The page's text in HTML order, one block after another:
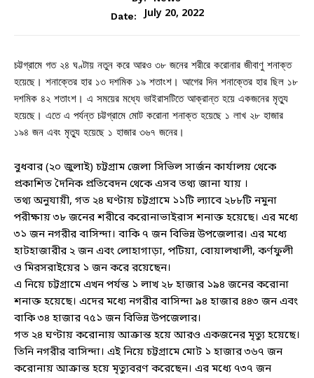
Date:
July 20, 2022
চট্টগ্রামে গত ২৪ ঘণ্টায় নতুন করে আরও ৩৮ জনের শরীরে করোনার জীবাণু শনাক্ত
হয়েছে। শনাক্তের হার ১৩ দশমিক ১৯ শতাংশ। আগের দিন শনাক্তের হার ছিল ১৮
দশমিক ৪২ শতাংশ। এ সময়ের মধ্যে ভাইরাসটিতে আক্রান্ত হয়ে একজনের মৃত্যু
হয়েছে। এতে এ পর্যন্ত চট্টগ্রামে মোট করোনা শনাক্ত হয়েছে ১ লাখ ২৮ হাজার
১৯৪ জন এবং মৃত্যু হয়েছে ১ হাজার ৩৬৭ জনের।
বুধবার (২০ জুলাই) চট্টগ্রাম জেলা সিভিল সার্জন কার্যালয় থেকে
প্রকাশিত দৈনিক প্রতিবেদন থেকে এসব তথ্য জানা যায় ।
তথ্য অনুযায়ী, গত ২৪ ঘণ্টায় চট্টগ্রামে ১১টি ল্যাবে ২৮৮টি নমুনা
পরীক্ষায় ৩৮ জনের শরীরে করোনাভাইরাস শনাক্ত হয়েছে। এর মধ্যে
৩১ জন নগরীর বাসিন্দা। বাকি ৭ জন বিভিন্ন উপজেলার। এর মধ্যে
হাটহাজারীর ২ জন এবং লোহাগাড়া, পটিয়া, বোয়ালখালী, কর্ণফুলী
ও মিরসরাইয়ের ১ জন করে রয়েছেন।
এ নিয়ে চট্টগ্রামে এখন পর্যন্ত ১ লাখ ২৮ হাজার ১৯৪ জনের করোনা
শনাক্ত হয়েছে। এদের মধ্যে নগরীর বাসিন্দা ৯৪ হাজার ৪৪৩ জন এবং
বাকি ৩৪ হাজার ৭৫১ জন বিভিন্ন উপজেলার।
গত ২৪ ঘণ্টায় করোনায় আক্রান্ত হয়ে আরও একজনের মৃত্যু হয়েছে।
তিনি নগরীর বাসিন্দা। এই নিয়ে চট্টগ্রামে মোট ১ হাজার ৩৬৭ জন
করোনায় আক্রান্ত হয়ে মৃত্যুবরণ করেছেন। এর মধ্যে ৭৩৭ জন